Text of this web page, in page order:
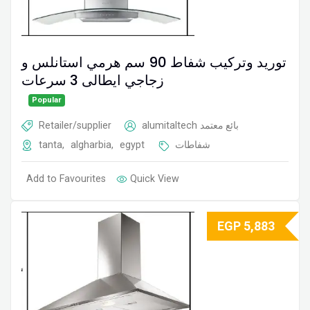
توريد وتركيب شفاط 90 سم ھرمي استانلس و
زجاجي ایطالى 3 سرعات
Popular
Retailer/supplier alumitaltech بائع معتمد
tanta, algharbia, egypt شفاطات
Add to Favourites Quick View
EGP 5,883